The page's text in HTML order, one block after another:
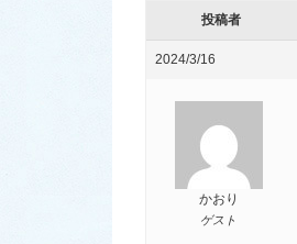
投稿者
2024/3/16
かおり
ゲスト